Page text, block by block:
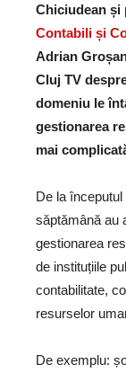
Chiciudean și
Contabili și
Adrian
Cluj TV
domeniu le
gestionarea
mai
De la
săptămână au
gestionarea
de instituțiile
contabilitate,
resurselor
De exemplu: